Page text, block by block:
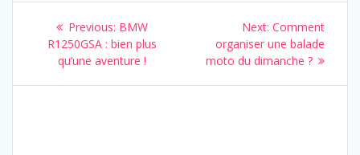
Navigation
l’article
Previous: Previous
post:
BMW
R1250GSA : bien plus
qu’une aventure !
Next: Next
post:
Comment
organiser une balade
moto du dimanche ?